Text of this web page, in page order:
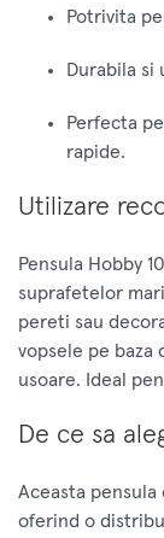
Potrivita
Durabila si
Perfecta
rapide.
Utilizare
Pensula Hobby
suprafetelor
pereti sau
vopsele pe baza
usoare. Ideal
De ce sa
Aceasta
oferind o